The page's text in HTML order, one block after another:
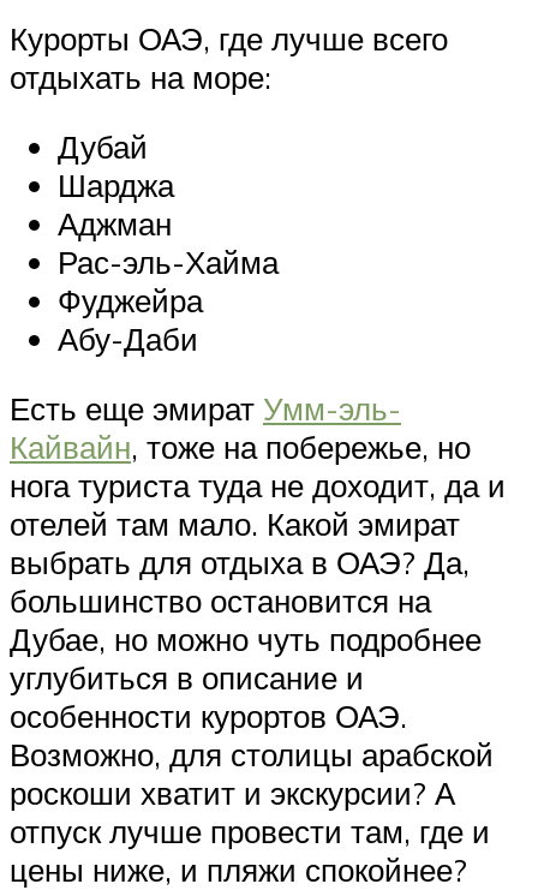
Курорты ОАЭ, где лучше всего
отдыхать на море:
Дубай
Шарджа
Аджман
Рас-эль-Хайма
Фуджейра
Абу-Даби
Есть еще эмират Умм-эль-
Кайвайн, тоже на побережье, но
нога туриста туда не доходит, да и
отелей там мало. Какой эмират
выбрать для отдыха в ОАЭ? Да,
большинство остановится на
Дубае, но можно чуть подробнее
углубиться в описание и
особенности курортов ОАЭ.
Возможно, для столицы арабской
роскоши хватит и экскурсии? А
отпуск лучше провести там, где и
цены ниже, и пляжи спокойнее?